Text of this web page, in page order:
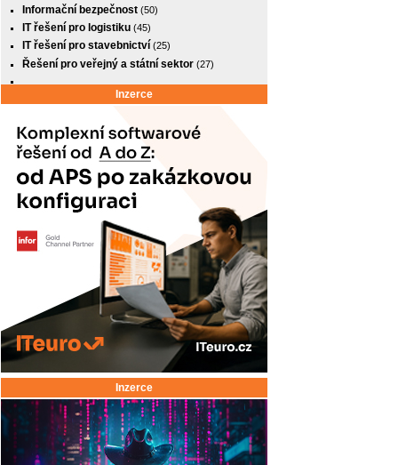
Informační bezpečnost (50)
IT řešení pro logistiku (45)
IT řešení pro stavebnictví (25)
Řešení pro veřejný a státní sektor (27)
Inzerce
Inzerce